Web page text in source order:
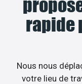
rapide
Nous nous
votre lieu de